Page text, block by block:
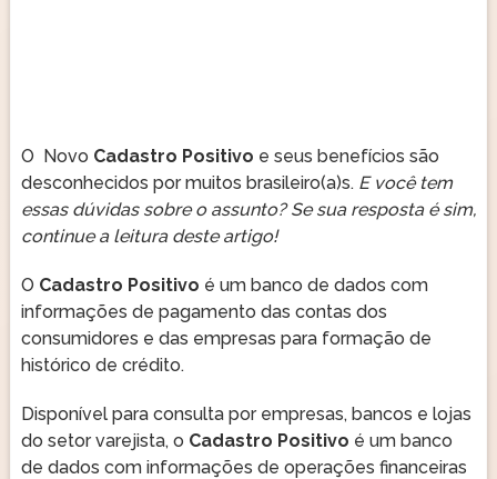
O Novo Cadastro Positivo e seus benefícios são
desconhecidos por muitos brasileiro(a)s. E você tem
essas dúvidas sobre o assunto? Se sua resposta é sim,
continue a leitura deste artigo!
O Cadastro Positivo é um banco de dados com
informações de pagamento das contas dos
consumidores e das empresas para formação de
histórico de crédito.
Disponível para consulta por empresas, bancos e lojas
do setor varejista, o Cadastro Positivo é um banco
de dados com informações de operações financeiras